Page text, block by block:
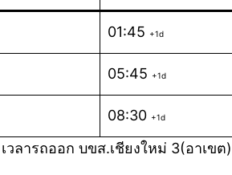
01:45 +1d
05:45 +1d
08:30 +1d
วลารถออก บขส.เชียงใหม่ 3(อาเขต